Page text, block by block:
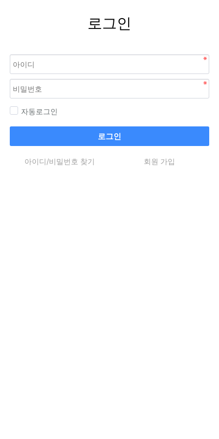
로그인
자동로그인
로그인
아이디/비밀번호 찾기 회원 가입